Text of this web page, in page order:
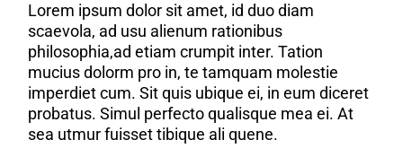
Lorem ipsum dolor sit amet, id duo diam
scaevola, ad usu alienum rationibus
philosophia,ad etiam crumpit inter. Tation
mucius dolorm pro in, te tamquam molestie
imperdiet cum. Sit quis ubique ei, in eum diceret
probatus. Simul perfecto qualisque mea ei. At
sea utmur fuisset tibique ali quene.